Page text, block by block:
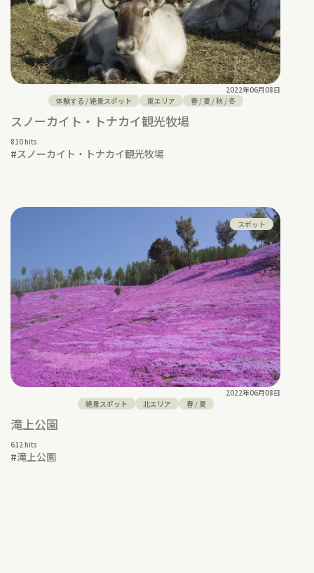
2022年06月08日
体験する /絶景スポット 東エリア 春/ 夏/秋/冬
スノーカイト・トナカイ観光牧場
810 hits
#スノーカイト・トナカイ観光牧場
スポット
2022年06月08日
絶景スポット
北エリア 春/ 夏
滝上公園
612 hits
#滝上公園